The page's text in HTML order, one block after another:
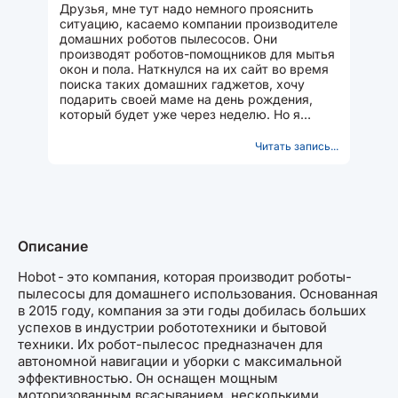
Друзья, мне тут надо немного прояснить
ситуацию, касаемо компании производителе
домашних роботов пылесосов. Они
производят роботов-помощников для мытья
окон и пола. Наткнулся на их сайт во время
поиска таких домашних гаджетов, хочу
подарить своей маме на день рождения,
который будет уже через неделю. Но я
Читать запись...
Описание
Hobot - это компания, которая производит роботы-
пылесосы для домашнего использования. Основанная
в 2015 году, компания за эти годы добилась больших
успехов в индустрии робототехники и бытовой
техники. Их робот-пылесос предназначен для
автономной навигации и уборки с максимальной
эффективностью. Он оснащен мощным